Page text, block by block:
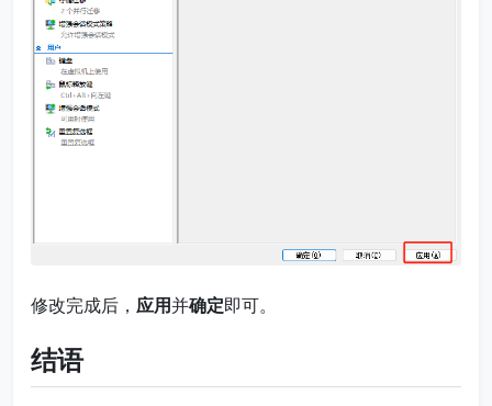
修改完成后， 应用并确定即可。
结语